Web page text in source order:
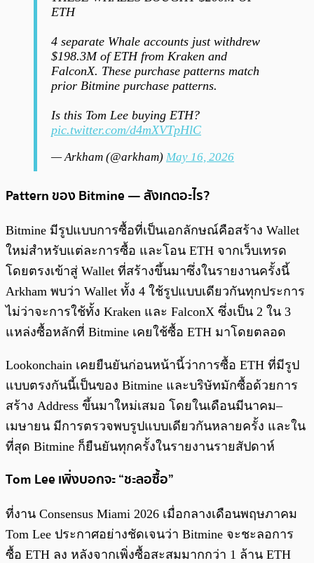
ETH
4 separate Whale accounts just withdrew
$198.3M of ETH from Kraken and
FalconX. These purchase patterns match
prior Bitmine purchase patterns.
Is this Tom Lee buying ETH?
pic.twitter.com/d4mXVTpHlC
— Arkham (@arkham) May 16, 2026
Pattern ของ Bitmine — สังเกตอะไร?
Bitmine มีรูปแบบการซื้อที่เป็นเอกลักษณ์คือสร้าง Wallet
ใหม่สำหรับแต่ละการซื้อ และโอน ETH จากเว็บเทรด
โดยตรงเข้าสู่ Wallet ที่สร้างขึ้นมาซึ่งในรายงานครั้งนี้
Arkham พบว่า Wallet ทั้ง 4 ใช้รูปแบบเดียวกันทุกประการ
ไม่ว่าจะการใช้ทั้ง Kraken และ FalconX ซึ่งเป็น 2 ใน 3
แหล่งซื้อหลักที่ Bitmine เคยใช้ซื้อ ETH มาโดยตลอด
Lookonchain เคยยืนยันก่อนหน้านี้ว่าการซื้อ ETH ที่มีรูป
แบบตรงกันนี้เป็นของ Bitmine และบริษัทมักซื้อด้วยการ
สร้าง Address ขึ้นมาใหม่เสมอ โดยในเดือนมีนาคม–
เมษายน มีการตรวจพบรูปแบบเดียวกันหลายครั้ง และใน
ที่สุด Bitmine ก็ยืนยันทุกครั้งในรายงานรายสัปดาห์
Tom Lee เพิ่งบอกจะ “ชะลอซื้อ”
ที่งาน Consensus Miami 2026 เมื่อกลางเดือนพฤษภาคม
Tom Lee ประกาศอย่างชัดเจนว่า Bitmine จะชะลอการ
ซื้อ ETH ลง หลังจากเพิ่งซื้อสะสมมากกว่า 1 ล้าน ETH